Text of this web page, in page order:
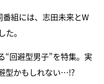
組には、志田未来とW
。
“回避型男子”を特集。実
型かもしれない…!?